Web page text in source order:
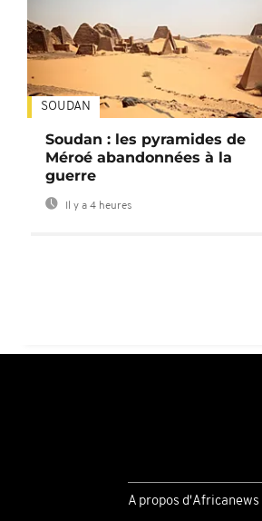
SOUDAN
Soudan : les pyramides de
Méroé abandonnées à la
guerre
Il y a 4 heures
A propos d'Africanews